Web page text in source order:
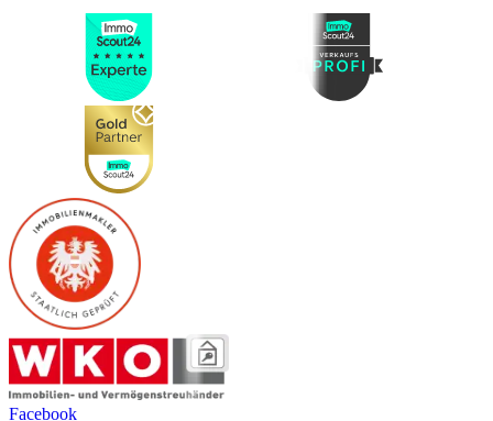
Facebook